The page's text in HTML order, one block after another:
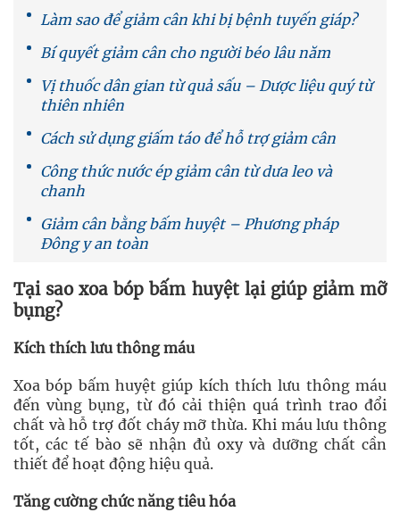
Làm sao để giảm cân khi bị bệnh tuyến giáp?
Bí quyết giảm cân cho người béo lâu năm
Vị thuốc dân gian từ quả sấu – Dược liệu quý từ
thiên nhiên
Cách sử dụng giấm táo để hỗ trợ giảm cân
Công thức nước ép giảm cân từ dưa leo và
chanh
Giảm cân bằng bấm huyệt – Phương pháp
Đông y an toàn
Tại sao xoa bóp bấm huyệt lại giúp giảm mỡ
bụng?
Kích thích lưu thông máu
Xoa bóp bấm huyệt giúp kích thích lưu thông máu
đến vùng bụng, từ đó cải thiện quá trình trao đổi
chất và hỗ trợ đốt cháy mỡ thừa. Khi máu lưu thông
tốt, các tế bào sẽ nhận đủ oxy và dưỡng chất cần
thiết để hoạt động hiệu quả.
Tăng cường chức năng tiêu hóa